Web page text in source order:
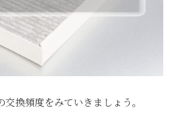
換頻度をみていきましょう。